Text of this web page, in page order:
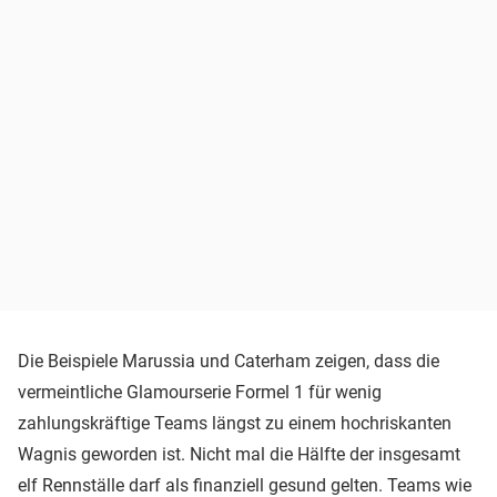
Die Beispiele Marussia und Caterham zeigen, dass die
vermeintliche Glamourserie Formel 1 für wenig
zahlungskräftige Teams längst zu einem hochriskanten
Wagnis geworden ist. Nicht mal die Hälfte der insgesamt
elf Rennställe darf als finanziell gesund gelten. Teams wie